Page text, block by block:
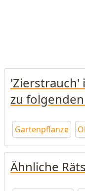
'Zierstrauch'
zu
Gartenpflanze
Ähnliche